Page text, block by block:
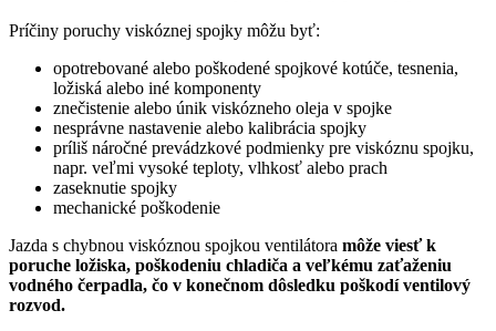
Príčiny poruchy viskóznej spojky môžu byť:
opotrebované alebo poškodené spojkové kotúče, tesnenia,
ložiská alebo iné komponenty
znečistenie alebo únik viskózneho oleja v spojke
nesprávne nastavenie alebo kalibrácia spojky
príliš náročné prevádzkové podmienky pre viskóznu spojku,
napr. veľmi vysoké teploty, vlhkosť alebo prach
zaseknutie spojky
mechanické poškodenie
Jazda s chybnou viskóznou spojkou ventilátora môže viesť k
poruche ložiska, poškodeniu chladiča a veľkému zaťaženiu
vodného čerpadla, čo v konečnom dôsledku poškodí ventilový
rozvod.